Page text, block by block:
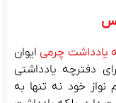
چرمیایوان
دفترچه یادداشتی
خود نه تنها به